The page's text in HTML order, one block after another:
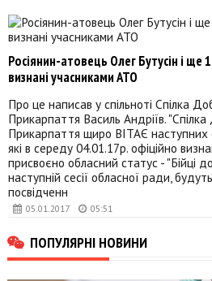
05.01.2017 05:51
Росіянин-атовець Олег Бутусін і ще
визнані учасниками АТО
Про це написав у спільноті Спілка
Прикарпаття Василь Андріїв.
Прикарпаття щиро ВІТАЄ наступних
які в середу 04.01.17р. офіційно
присвоєно обласний статус - "Бійці
наступній сесії обласної ради,
посвідченн
ПОПУЛЯРНІ НОВИНИ